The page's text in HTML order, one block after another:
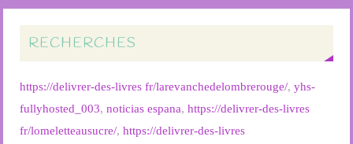
RECHERCHES
https://delivrer-des-livres fr/larevanchedelombrerouge/,yhs-
fullyhosted_003,noticias espana,https://delivrer-des-livres
fr/lomeletteausucre/,https://delivrer-des-livres